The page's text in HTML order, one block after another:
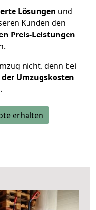
Lösungen und
Kunden den
Preis-Leistungen
nicht, denn bei
der Umzugskosten
.
erhalten